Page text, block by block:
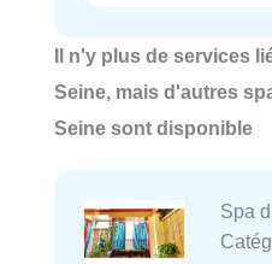
Il n'y plus de services
Seine, mais d'autres
Seine sont disponible
Spa